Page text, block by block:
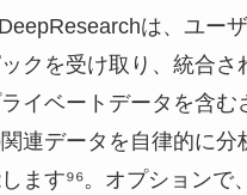
は、ユー
クを受け取り、統合さ
イベートデータを含む
連データを自律的に分
ます⁹⁶。オプションで